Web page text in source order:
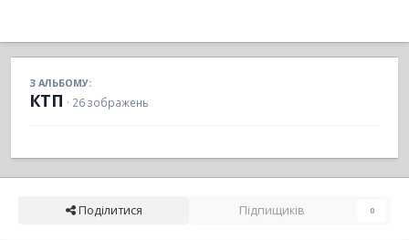
З АЛЬБОМУ:
КТП · 26 зображень
Поділитися Підпищиків 0